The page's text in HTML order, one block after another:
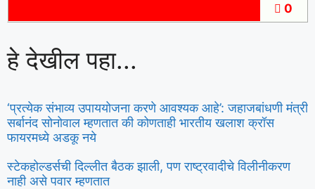
0
हे देखील पहा...
‘प्रत्येक संभाव्य उपाययोजना करणे आवश्यक आहे’: जहाजबांधणी मंत्री
सर्बानंद सोनोवाल म्हणतात की कोणताही भारतीय खलाश क्रॉस
फायरमध्ये अडकू नये
स्टेकहोल्डर्सची दिल्लीत बैठक झाली, पण राष्ट्रवादीचे विलीनीकरण
नाही असे पवार म्हणतात